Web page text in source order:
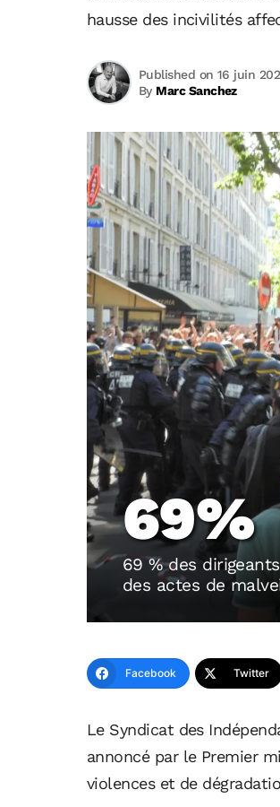
hausse des incivilités
By Marc Sanchez
Published on 16 juin
69%
69 % des
des actes de
Facebook Twitter
Le Syndicat des
annoncé par le Premier
violences et de